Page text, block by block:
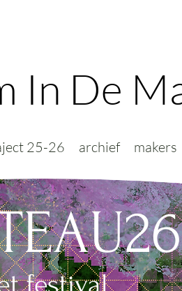
In De
25-26 archief makers
festival